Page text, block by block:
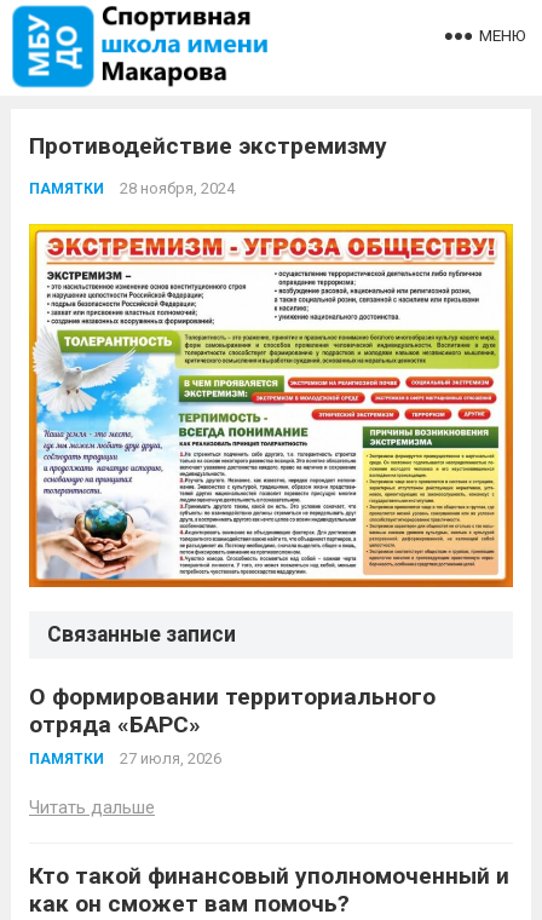
МЕНЮ
Противодействие экстремизму
ПАМЯТКИ 28 ноября, 2024
Связанные записи
О формировании территориального
отряда «БАРС»
ПАМЯТКИ 27 июля, 2026
Читать дальше
Кто такой финансовый уполномоченный и
как он сможет вам помочь?